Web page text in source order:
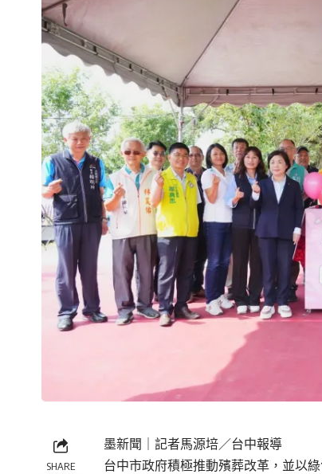
SHARE
墨新聞 ｜記者馬源培／台中報導
台中市政府積極推動殯葬改革，並以